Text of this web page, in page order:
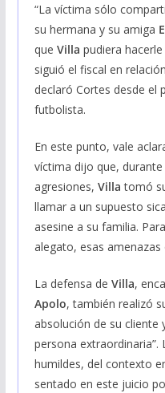
“La víctima sólo
su hermana y su amiga
que Villa pudiera
siguió el fiscal en
declaró Cortes desde el
futbolista.
En este punto, vale
víctima dijo que, durante
agresiones, Villatomó
llamar a un supuesto
asesine a su familia.
alegato, esas
La defensa de Villa,
Apolo, también realizó
absolución de su cliente
persona
humildes, del contexto
sentado en este juicio